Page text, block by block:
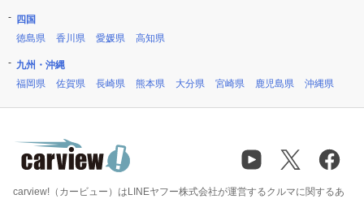
四国
徳島県
香川県 愛媛県 高知県
九州・沖縄
福岡県
佐賀県 長崎県 熊本県 大分県 宮崎県 鹿児島県 沖縄県
carview!（カービュー）はLINEヤフー株式会社が運営するクルマに関するあ